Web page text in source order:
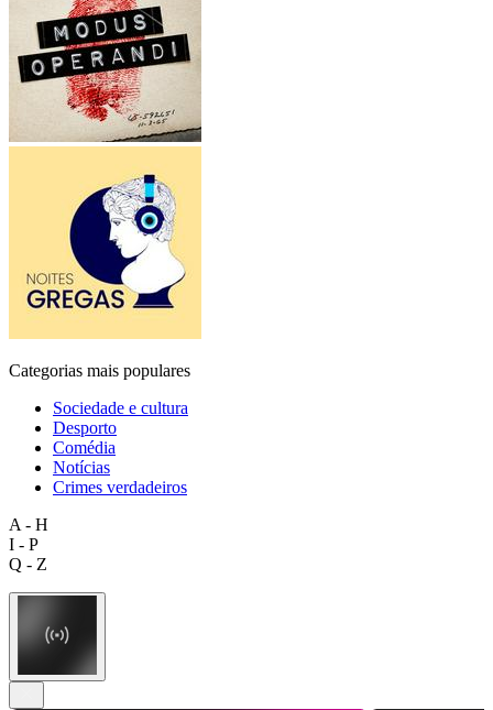
Categorias mais populares
Sociedade e cultura
Desporto
Comédia
Notícias
Crimes verdadeiros
A - H
I - P
Q - Z